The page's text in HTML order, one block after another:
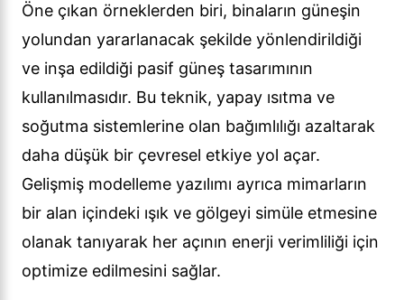
Öne çıkan örneklerden biri, binaların güneşin
yolundan yararlanacak şekilde yönlendirildiği
ve inşa edildiği pasif güneş tasarımının
kullanılmasıdır. Bu teknik, yapay ısıtma ve
soğutma sistemlerine olan bağımlılığı azaltarak
daha düşük bir çevresel etkiye yol açar.
Gelişmiş modelleme yazılımı ayrıca mimarların
bir alan içindeki ışık ve gölgeyi simüle etmesine
olanak tanıyarak her açının enerji verimliliği için
optimize edilmesini sağlar.